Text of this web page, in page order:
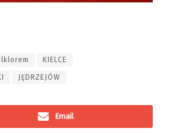
KIELCE
JĘDRZEJÓW
Email